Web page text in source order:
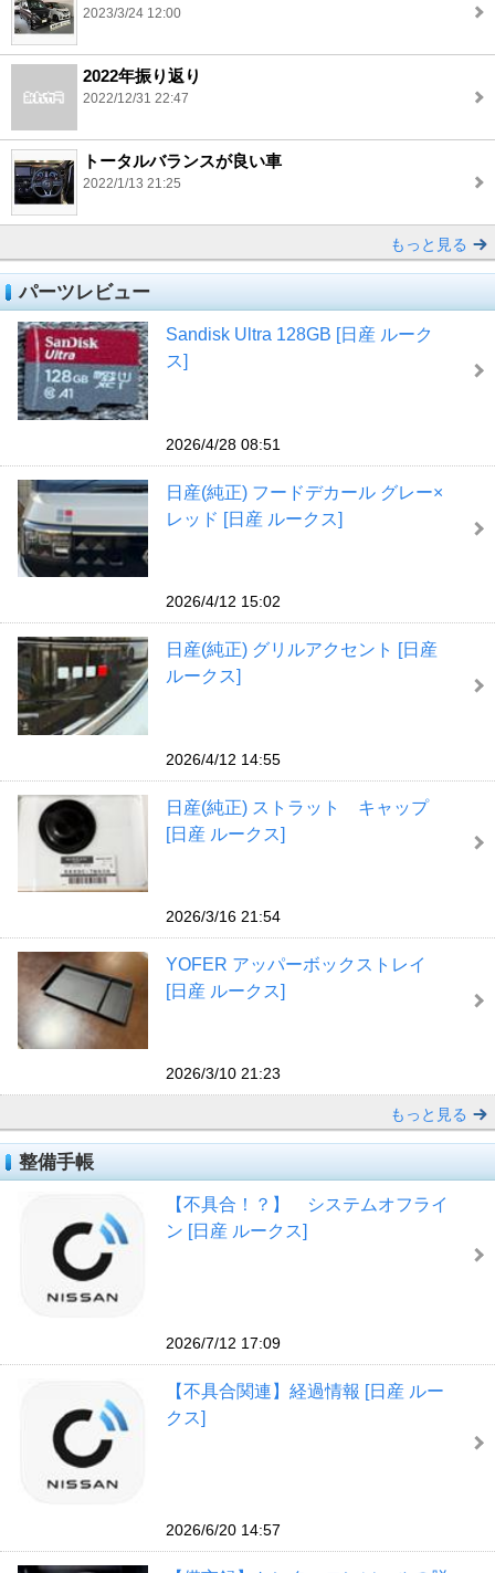
2023/3/24 12:00
2022年振り返り
2022/12/31 22:47
トータルバランスが良い車
2022/1/13 21:25
もっと見る
パーツレビュー
Sandisk Ultra 128GB [日産 ルーク
ス]
2026/4/28 08:51
日産(純正) フードデカール グレー×
レッド [日産 ルークス]
2026/4/12 15:02
日産(純正) グリルアクセント [日産
ルークス]
2026/4/12 14:55
日産(純正) ストラット キャップ
[日産 ルークス]
2026/3/16 21:54
YOFER アッパーボックストレイ
[日産 ルークス]
2026/3/10 21:23
もっと見る
整備手帳
【不具合！？】 システムオフライ
ン [日産 ルークス]
2026/7/12 17:09
【不具合関連】経過情報 [日産 ルー
クス]
2026/6/20 14:57